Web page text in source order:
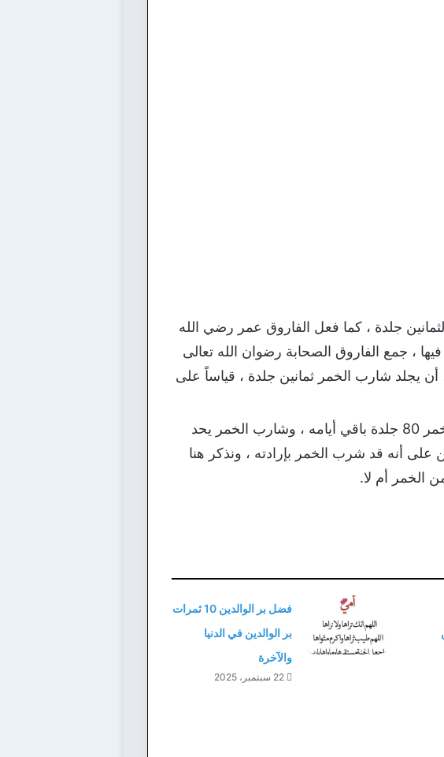
لثمانين جلدة ، كما فعل الفاروق عمر رضي الله
رأى تهافت الناس فيها ، جمع الفاروق الصحابة رضوان الله تعالى
يجلد شارب الخمر ثمانين جلدة ، قياساً على
إذ أن شارب الخمر يهذي نتيجة لسكره ثم يفتري ، فجلد الفاروق شارب الخمر 80 جلدة باقي أيامه ، وشارب الخمر يحد
أنه قد شرب الخمر بإرادته ، ونذكر هنا
الخمر أم لا.
فضل بر الوالدين 10 ثمرات
بر الوالدين في الدنيا
والآخرة
22 سبتمبر، 2025